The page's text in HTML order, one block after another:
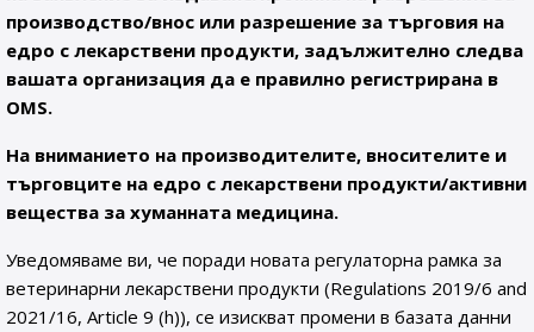
производство/внос или разрешение за търговия на
едро с лекарствени продукти, задължително следва
вашата организация да е правилно регистрирана в
OMS.
На вниманието на производителите, вносителите и
търговците на едро с лекарствени продукти/активни
вещества за хуманната медицина.
Уведомяваме ви, че поради новата регулаторна рамка за
ветеринарни лекарствени продукти (Regulations 2019/6 and
2021/16, Article 9 (h)), се изискват промени в базата данни